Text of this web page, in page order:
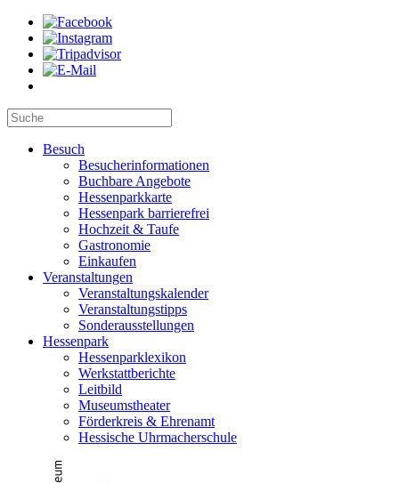
Besuch
Besucherinformationen
Buchbare Angebote
Hessenparkkarte
Hessenpark barrierefrei
Hochzeit & Taufe
Gastronomie
Einkaufen
Veranstaltungen
Veranstaltungskalender
Veranstaltungstipps
Sonderausstellungen
Hessenpark
Hessenparklexikon
Werkstattberichte
Leitbild
Museumstheater
Förderkreis & Ehrenamt
Hessische Uhrmacherschule